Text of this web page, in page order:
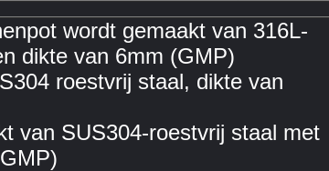
wordt gemaakt van 316L-
dikte van 6mm (GMP)
roestvrij staal, dikte van
van SUS304-roestvrij staal met